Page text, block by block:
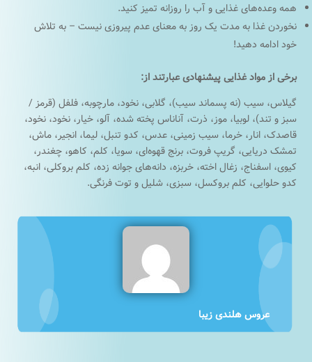
همه وعده‌های غذایی و آب را روزانه تمیز کنید.
نخوردن غذا به مدت یک روز به معنای عدم پیروزی نیست – به تلاش
خود ادامه دهید!
برخی از مواد غذایی پیشنهادی عبارتند از:
گیلاس، سیب (نه پسماند سیب)، گلابی، نخود، مارچوبه، فلفل (قرمز /
سبز و تند)، لوبیا، موز، ذرت، آناناس پخته شده، آلو، خیار، نخود، نخود،
قاصدک، انار، خرما، سیب زمینی، عدس، کدو تنبل، لیما، انجیر، ماش،
تمشک دریایی، گریپ فروت، برنج قهوه‌ای، سویا، کلم، کاهو، چغندر،
کیوی، اسفناج، زغال اخته، خربزه، دانه‌های جوانه زده، کلم بروکلی، انبه،
کدو حلوایی، کلم بروکسل، سبزی، شلیل و توت فرنگی.
عروس هلندی زیبا